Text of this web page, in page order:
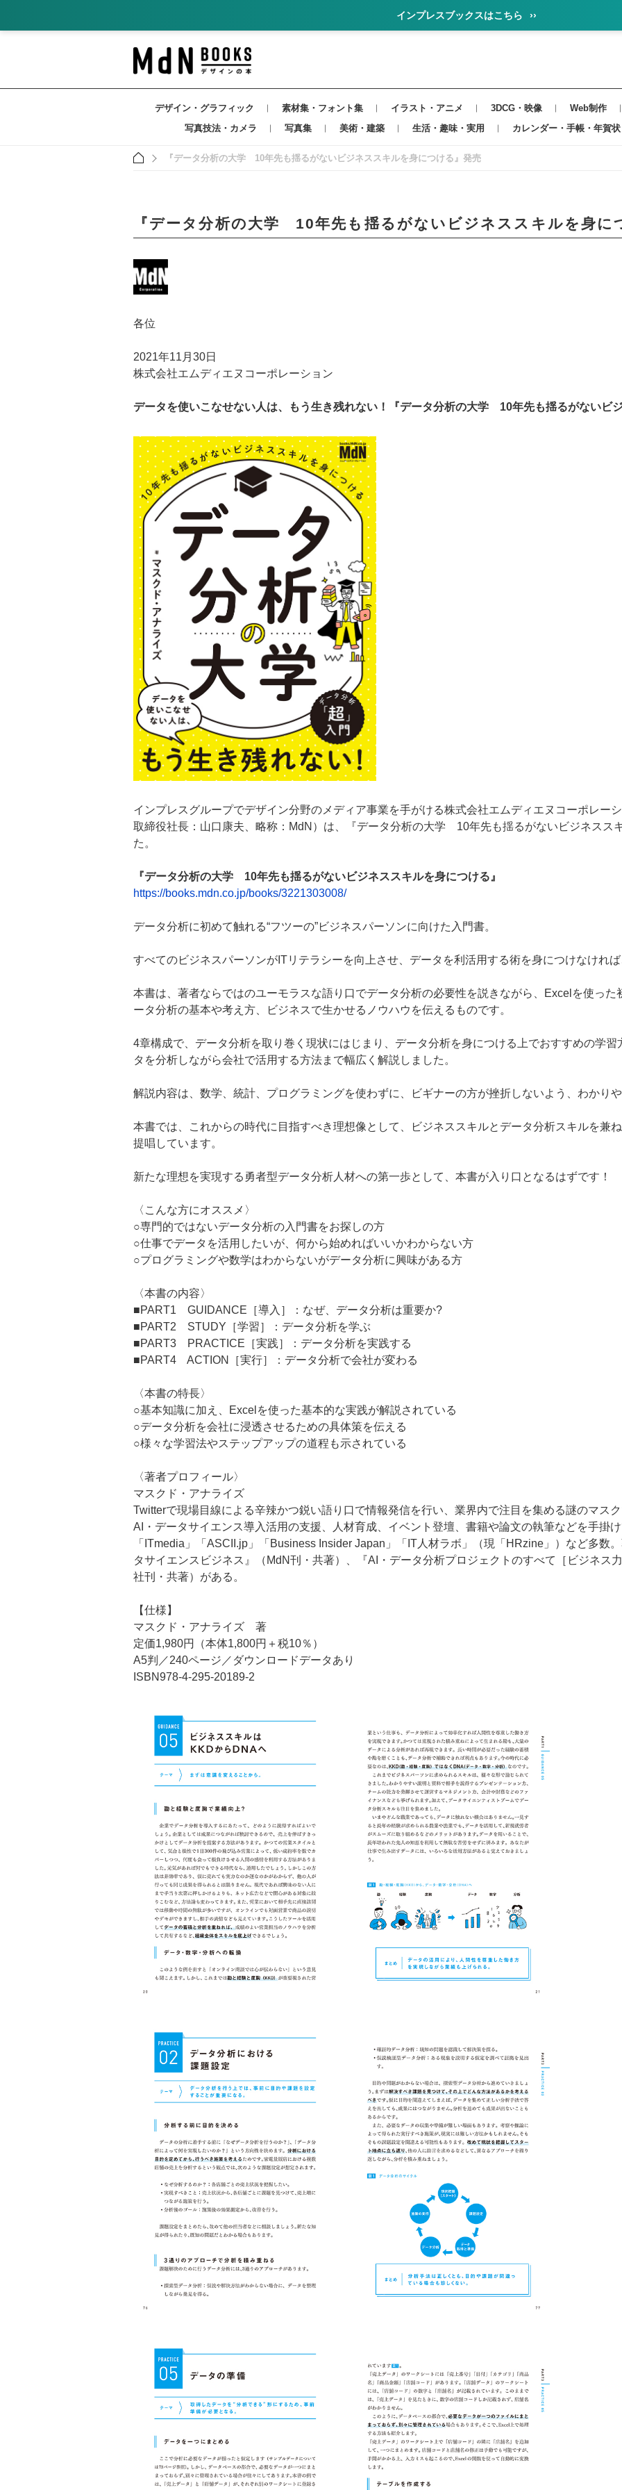
インプレスブックスはこちら ››
デザイン・グラフィック 素材集・フォント集 イラスト・アニメ 3DCG・映像 Web制作
写真技法・カメラ
写真集 美術・建築 生活・趣味・実用 カレンダー・手帳・年賀状
『データ分析の大学 10年先も揺るがないビジネススキルを身につける』発売
『データ分析の大学 10年先も揺るがないビジネススキルを身に
各位
2021年11月30日
株式会社エムディエヌコーポレーション
データを使いこなせない人は、もう生き残れない！『データ分析の大学 10年先も揺るがないビ
インプレスグループでデザイン分野のメディア事業を手がける株式会社エムディエヌコーポレー
取締役社長：山口康夫、略称：MdN）は、『データ分析の大学 10年先も揺るがないビジネスス
た。
『データ分析の大学 10年先も揺るがないビジネススキルを身につける』
https://books.mdn.co.jp/books/3221303008/
データ分析に初めて触れる“フツーの”ビジネスパーソンに向けた入門書。
すべてのビジネスパーソンがITリテラシーを向上させ、データを利活用する術を身につけなけれ
本書は、著者ならではのユーモラスな語り口でデータ分析の必要性を説きながら、Excelを使っ
ータ分析の基本や考え方、ビジネスで生かせるノウハウを伝えるものです。
4章構成で、データ分析を取り巻く現状にはじまり、データ分析を身につける上でおすすめの学
タを分析しながら会社で活用する方法まで幅広く解説しました。
解説内容は、数学、統計、プログラミングを使わずに、ビギナーの方が挫折しないよう、わかり
本書では、これからの時代に目指すべき理想像として、ビジネススキルとデータ分析スキルを兼
提唱しています。
新たな理想を実現する勇者型データ分析人材への第一歩として、本書が入り口となるはずです！
〈こんな方にオススメ〉
○専門的ではないデータ分析の入門書をお探しの方
○仕事でデータを活用したいが、何から始めればいいかわからない方
○プログラミングや数学はわからないがデータ分析に興味がある方
〈本書の内容〉
■PART1 GUIDANCE［導入］：なぜ、データ分析は重要か?
■PART2 STUDY［学習］：データ分析を学ぶ
■PART3 PRACTICE［実践］：データ分析を実践する
■PART4 ACTION［実行］：データ分析で会社が変わる
〈本書の特長〉
○基本知識に加え、Excelを使った基本的な実践が解説されている
○データ分析を会社に浸透させるための具体策を伝える
○様々な学習法やステップアップの道程も示されている
〈著者プロフィール〉
マスクド・アナライズ
Twitterで現場目線による辛辣かつ鋭い語り口で情報発信を行い、業界内で注目を集める謎のマス
AI・データサイエンス導入活用の支援、人材育成、イベント登壇、書籍や論文の執筆などを手掛
「ITmedia」「ASCII.jp」「Business Insider Japan」「IT人材ラボ」（現「HRzine」）など多数
タサイエンスビジネス』（MdN刊・共著）、『AI・データ分析プロジェクトのすべて［ビジネス
社刊・共著）がある。
【仕様】
マスクド・アナライズ 著
定価1,980円（本体1,800円＋税10％）
A5判／240ページ／ダウンロードデータあり
ISBN978-4-295-20189-2